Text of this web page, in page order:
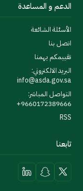
الدعم و المساعدة
الأسئلة الشائعة
اتصل بنا
تقييمكم يهمنا
البريد الالكتروني:
info@asda.gov.sa
التواصل المباشر:
9660172389666+
RSS
تابعنا